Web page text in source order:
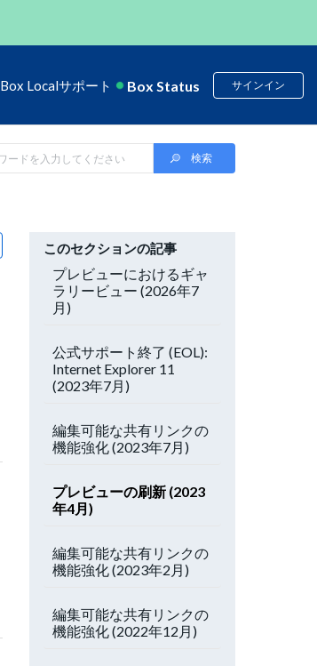
Box Localサポート Box Status サインイン
このセクションの記事
プレビューにおけるギャ
ラリービュー (2026年7
月)
公式サポート終了 (EOL):
Internet Explorer 11
(2023年7月)
編集可能な共有リンクの
機能強化 (2023年7月)
プレビューの刷新 (2023
年4月)
編集可能な共有リンクの
機能強化 (2023年2月)
編集可能な共有リンクの
機能強化 (2022年12月)